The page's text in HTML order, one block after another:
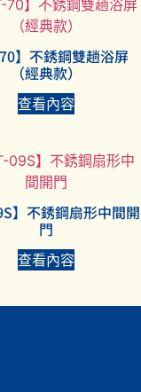
70】不銹鋼雙趟浴屏
（經典款）
查看內容
】不銹鋼扇形中間開
門
查看內容